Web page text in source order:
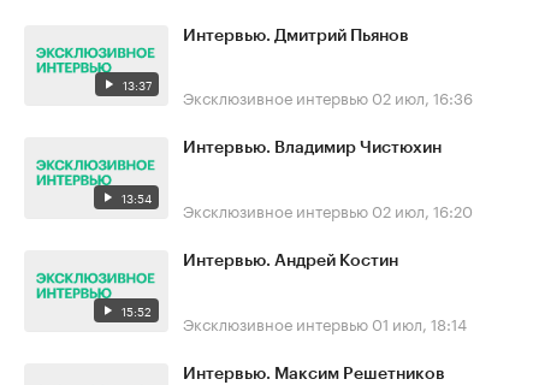
13:37
Интервью. Дмитрий Пьянов
Эксклюзивное интервью 02 июл, 16:36
13:54
Интервью. Владимир Чистюхин
Эксклюзивное интервью 02 июл, 16:20
15:52
Интервью. Андрей Костин
Эксклюзивное интервью 01 июл, 18:14
Интервью. Максим Решетников